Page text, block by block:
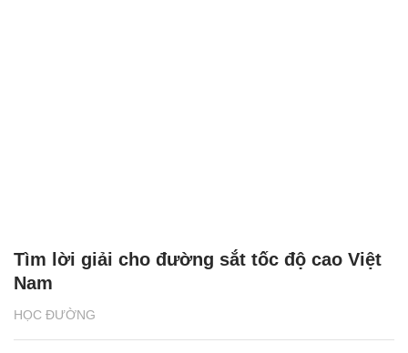
HỌC ĐƯỜNG
Tìm lời giải cho đường sắt tốc độ cao Việt
Nam